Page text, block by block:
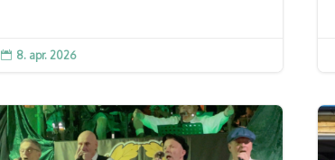
 8. apr. 2026